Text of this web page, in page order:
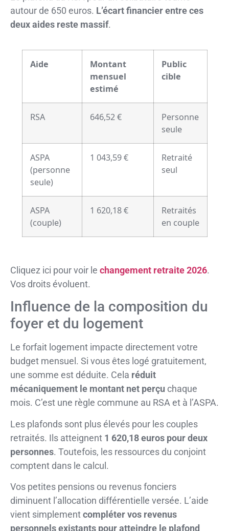
autour de 650 euros. L’écart financier entre ces
deux aides reste massif.
Aide
Montant
mensuel
estimé
Public
cible
RSA 646,52 €
Personne
seule
ASPA
(personne
seule)
1 043,59 €
Retraité
seul
ASPA
(couple)
1 620,18 €
Retraités
en couple
Cliquez ici pour voir le changement retraite 2026.
Vos droits évoluent.
Influence de la composition du
foyer et du logement
Le forfait logement impacte directement votre
budget mensuel. Si vous êtes logé gratuitement,
une somme est déduite. Cela réduit
mécaniquement le montant net perçu chaque
mois. C’est une règle commune au RSA et à l’ASPA.
Les plafonds sont plus élevés pour les couples
retraités. Ils atteignent 1 620,18 euros pour deux
personnes. Toutefois, les ressources du conjoint
comptent dans le calcul.
Vos petites pensions ou revenus fonciers
diminuent l’allocation différentielle versée. L’aide
vient simplementcompléter vos revenus
personnels existants pour atteindre le plafond